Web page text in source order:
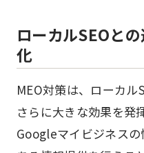
ローカルSEOと
化
MEO対策は、ローカル
さらに大きな効果を発
Googleマイビジネス